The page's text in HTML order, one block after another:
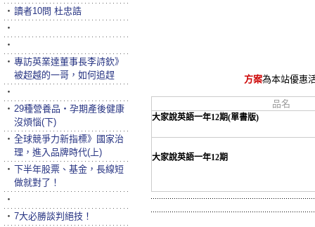
方案為本站優惠
品名
大家說英語一年12期(單書版)
大家說英語一年12期
‧ 讀者10問 杜忠誥
‧
‧
‧ 專訪英業達董事長李詩欽》
被超越的一哥，如何追趕
‧
‧ 29種營養品‧孕期產後健康
沒煩惱(下)
‧ 全球競爭力新指標》國家治
理，進入品牌時代(上)
‧ 下半年股票、基金，長線短
做就對了！
‧
‧ 7大必勝談判絕技！